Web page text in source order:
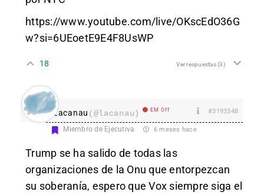
https://www.youtube.com/live/OKscEdO36G
w?si=6UEoetE9E4F8UsWP
18 Ver respuestas(3)
Lacanau (@lacanau) EM Off #3193348
Miembro de Ejecutiva 6 meses hace
Trump se ha salido de todas las
organizaciones de la Onu que entorpezcan
su soberanía, espero que Vox siempre siga el